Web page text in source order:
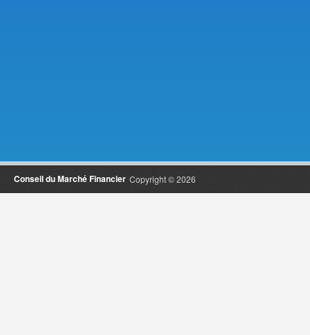
Copyright © 2026
Conseil du Marché Financier